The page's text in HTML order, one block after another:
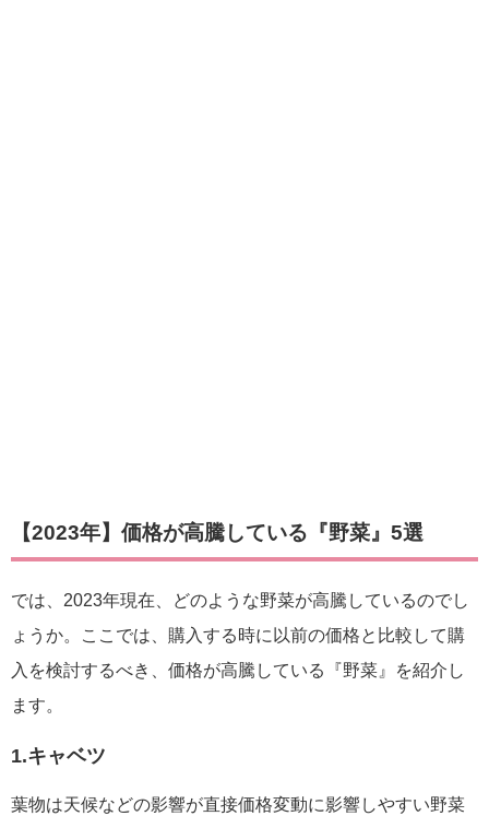
【2023年】価格が高騰している『野菜』5選
では、2023年現在、どのような野菜が高騰しているのでし
ょうか。ここでは、購入する時に以前の価格と比較して購
入を検討するべき、価格が高騰している『野菜』を紹介し
ます。
1.キャベツ
葉物は天候などの影響が直接価格変動に影響しやすい野菜